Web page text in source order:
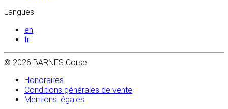
Langues
en
fr
© 2026 BARNES Corse
Honoraires
Conditions générales de vente
Mentions légales